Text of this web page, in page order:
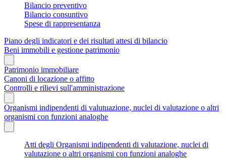
Bilancio preventivo
Bilancio consuntivo
Spese di rappresentanza
Piano degli indicatori e dei risultati attesi di bilancio
Beni immobili e gestione patrimonio
Patrimonio immobiliare
Canoni di locazione o affitto
Controlli e rilievi sull'amministrazione
Organismi indipendenti di valutuazione, nuclei di valutazione o altri
organismi con funzioni analoghe
Atti degli Organismi indipendenti di valutazione, nuclei di
valutazione o altri organismi con funzioni analoghe